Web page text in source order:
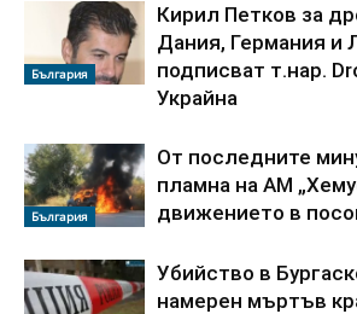
България
Кирил Петков за
Дания, Германия и
подписват т.нар.
Украйна
България
От последните
пламна на АМ
движението в
Убийство в
намерен мъртъв